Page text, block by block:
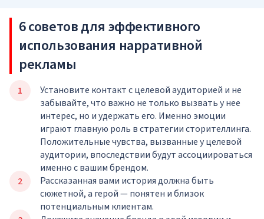
6 советов для эффективного
использования нарративной
рекламы
Установите контакт с целевой аудиторией и не
забывайте, что важно не только вызвать у нее
интерес, но и удержать его. Именно эмоции
играют главную роль в стратегии сторителлинга.
Положительные чувства, вызванные у целевой
аудитории, впоследствии будут ассоциироваться
именно с вашим брендом.
Рассказанная вами история должна быть
сюжетной, а герой — понятен и близок
потенциальным клиентам.